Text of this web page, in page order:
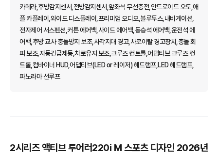
카메라,후방감지센서,전방감지센서,앞좌석 무선충전,안드로이드 오토,애
플 카플레이,와이드 디스플레이,프리미엄 오디오,블루투스,내비게이션,
전자제어 서스펜션,커튼 에어백,사이드 에어백,동승석 에어백,운전석 에
어백,후방 교차 충돌방지 보조,사각지대 경고,차로이탈 경고장치,충돌 회
피 보조,자동긴급제동,차로유지 보조,크루즈 컨트롤,어댑티브 크루즈 컨
트롤,컴바이너 HUD,어댑티브(LED or 레이저) 헤드램프,LED 헤드램프,
파노라마 선루프
2시리즈 액티브 투어러220i M 스포츠 디자인 2026년